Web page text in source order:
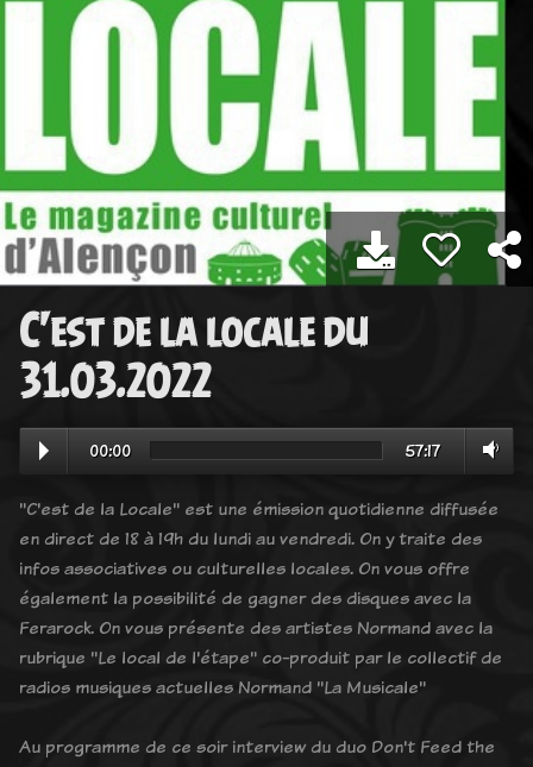
C'est de la locale du
31.03.2022
00:00 57:17
"C'est de la Locale" est une émission quotidienne diffusée
en direct de 18 à 19h du lundi au vendredi. On y traite des
infos associatives ou culturelles locales. On vous offre
également la possibilité de gagner des disques avec la
Ferarock. On vous présente des artistes Normand avec la
rubrique "Le local de l'étape" co-produit par le collectif de
radios musiques actuelles Normand "La Musicale"
Au programme de ce soir interview du duo Don't Feed the